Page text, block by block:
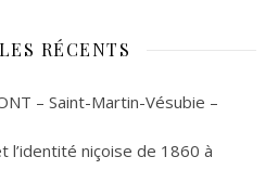
RÉCENTS
– Saint-Martin-Vésubie –
l’identité niçoise de 1860 à